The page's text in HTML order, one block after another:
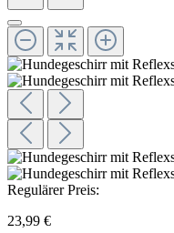
Regulärer Preis:
23,99 €